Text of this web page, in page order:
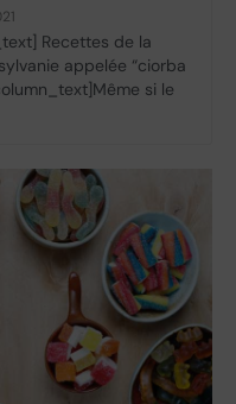
Recettes de la
appelée “ciorba
si le